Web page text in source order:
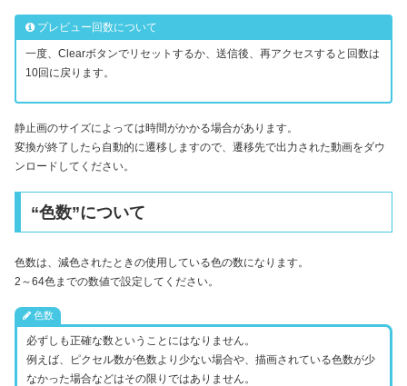
プレビュー回数について
一度、Clearボタンでリセットするか、送信後、再アクセスすると回数は
10回に戻ります。
静止画のサイズによっては時間がかかる場合があります。
変換が終了したら自動的に遷移しますので、遷移先で出力された動画をダウ
ンロードしてください。
“色数”について
色数は、減色されたときの使用している色の数になります。
2～64色までの数値で設定してください。
色数
必ずしも正確な数ということにはなりません。
例えば、ピクセル数が色数より少ない場合や、描画されている色数が少
なかった場合などはその限りではありません。